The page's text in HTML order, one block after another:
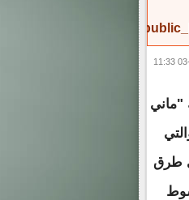
/home/amicinf1/
"ماني
طرق